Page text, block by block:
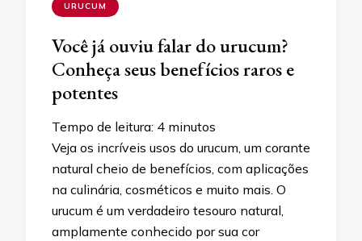
URUCUM
Você já ouviu falar do urucum?
Conheça seus benefícios raros e
potentes
Tempo de leitura: 4 minutos
Veja os incríveis usos do urucum, um corante
natural cheio de benefícios, com aplicações
na culinária, cosméticos e muito mais. O
urucum é um verdadeiro tesouro natural,
amplamente conhecido por sua cor